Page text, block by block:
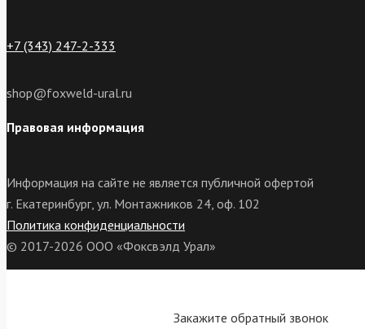
+7 (343) 247-2-333
shop@foxweld-ural.ru
Правовая информация
Информация на сайте не является публичной офертой
г. Екатеринбург, ул. Монтажников 24, оф. 102
Политика конфиденциальности
© 2017-2026 ООО «Фоксвэлд Урал»
Закажите обратный звонок